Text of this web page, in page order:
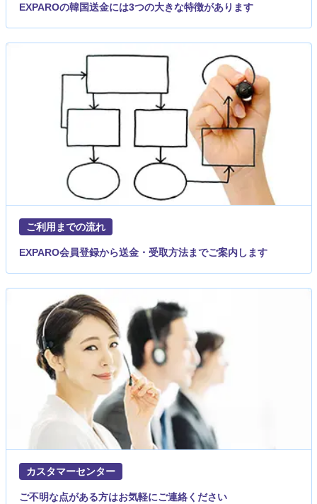
EXPAROの韓国送金には3つの大きな特徴があります
ご利用までの流れ
EXPARO会員登録から送金・受取方法までご案内します
カスタマーセンター
ご不明な点がある方はお気軽にご連絡ください